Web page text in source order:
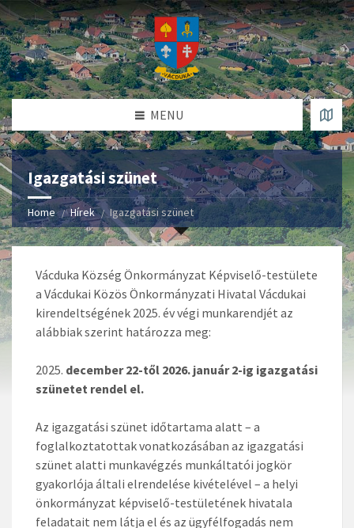
MENU
Igazgatási szünet
Home Hírek Igazgatási szünet
Vácduka Község Önkormányzat Képviselő-testülete
a Vácdukai Közös Önkormányzati Hivatal Vácdukai
kirendeltségének 2025. év végi munkarendjét az
alábbiak szerint határozza meg:
december 22-től 2026. január 2-ig igazgatási
szünetet rendel el.
Az igazgatási szünet időtartama alatt – a
foglalkoztatottak vonatkozásában az igazgatási
szünet alatti munkavégzés munkáltatói jogkör
gyakorlója általi elrendelése kivételével – a helyi
önkormányzat képviselő-testületének hivatala
feladatait nem látja el és az ügyfélfogadás nem